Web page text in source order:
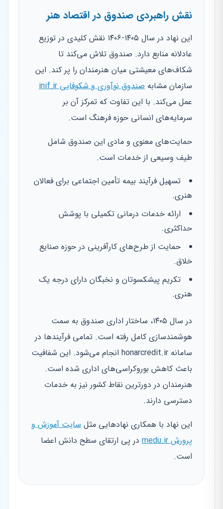
نقش راهبردی صندوق در اقتصاد هنر
این نهاد در سال ۱۴۰۵-۱۴۰۶ نقش کلیدی در توزیع
عادلانه منابع دارد. صندوق تلاش می‌کند تا
شکاف‌های معیشتی میان هنرمندان را پر کند. این
سازمان مشابه صندوق نوآوری و شکوفایی inif.ir
عمل می‌کند. با این تفاوت که تمرکز آن بر
سرمایه‌های انسانی حوزه فرهنگ است.
حمایت‌های معنوی و مادی این صندوق شامل
طیف وسیعی از خدمات است.
تسهیل فرآیند بیمه تأمین اجتماعی برای فعالان
هنری.
ارائه خدمات درمانی تکمیلی با پوشش
حداکثری.
حمایت از طرح‌های کارآفرینی در حوزه صنایع
خلاق.
تکریم پیشکسوتان و نخبگان دارای درجه یک
هنری.
در سال ۱۴۰۵، ساختار اداری صندوق به سمت
هوشمندسازی کامل رفته است. تمامی فرآیندها در
سامانه honarcredit.ir انجام می‌شود. این شفافیت
باعث کاهش بوروکراسی‌های اداری شده است.
هنرمندان در دورترین نقاط کشور نیز به خدمات
دسترسی دارند.
این نهاد با همکاری نهادهایی مثل سایت آموزش و
پرورش medu.ir
در پی ارتقای سطح دانش اعضا
است.